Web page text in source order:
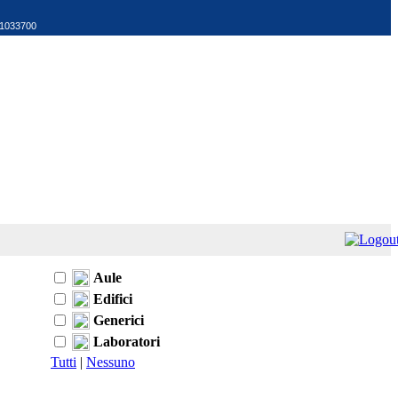
Aule
Edifici
Generici
Laboratori
Tutti | Nessuno